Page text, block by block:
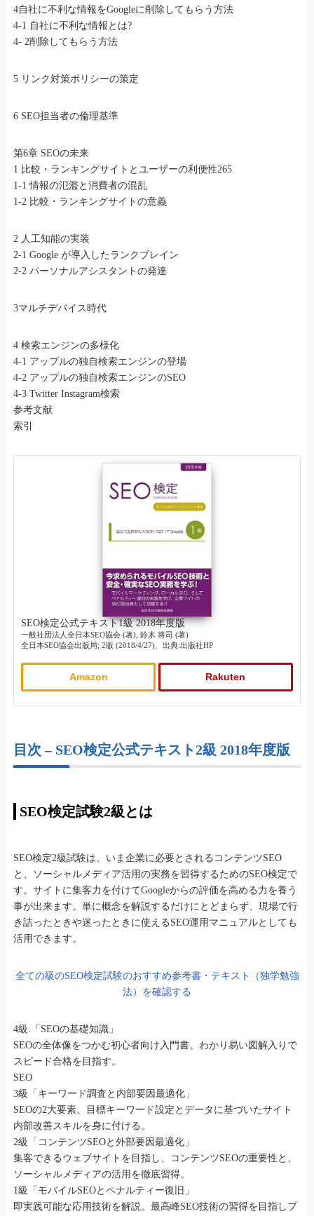
4自社に不利な情報をGoogleに削除してもらう方法
4-1 自社に不利な情報とは?
4- 2削除してもらう方法
5 リンク対策ポリシーの策定
6 SEO担当者の倫理基準
第6章 SEOの未来
1 比較・ランキングサイトとユーザーの利便性265
1-1 情報の氾濫と消費者の混乱
1-2 比較・ランキングサイトの意義
2 人工知能の実装
2-1 Google が導入したランクブレイン
2-2 パーソナルアシスタントの発達
3マルチデバイス時代
4 検索エンジンの多様化
4-1 アップルの独自検索エンジンの登場
4-2 アップルの独自検索エンジンのSEO
4-3 Twitter Instagram検索
参考文献
索引
SEO検定公式テキスト1級 2018年度版
一般社団法人全日本SEO協会 (著), 鈴木 将司 (著)
全日本SEO協会出版局; 2版 (2018/4/27)、出典:出版社HP
Amazon Rakuten
目次 – SEO検定公式テキスト2級 2018年度版
SEO検定試験2級とは
SEO検定2級試験は、いま企業に必要とされるコンテンツSEO
と、ソーシャルメディア活用の実務を習得するためのSEO検定で
す。サイトに集客力を付けてGoogleからの評価を高める力を養う
事が出来ます。単に概念を解説するだけにとどまらず、現場で行
き詰ったときや迷ったときに使えるSEO運用マニュアルとしても
活用できます。
全ての級のSEO検定試験のおすすめ参考書・テキスト（独学勉強
法）を確認する
4級.「SEOの基礎知識」
SEOの全体像をつかむ初心者向け入門書。わかり易い図解入りで
スピード合格を目指す。
SEO
3級「キーワード調査と内部要因最適化」
SEOの2大要素、目標キーワード設定とデータに基づいたサイト
内部改善スキルを身に付ける。
2級「コンテンツSEOと外部要因最適化」
集客できるウェブサイトを目指し、コンテンツSEOの重要性と、
ソーシャルメディアの活用を徹底習得。
1級「モバイルSEOとペナルティー復旧」
即実践可能な応用技術を解説。最高峰SEO技術の習得を目指しプ